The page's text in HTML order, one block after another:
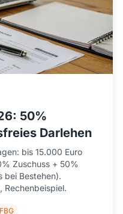
50%
Darlehen
bis 15.000 Euro
Zuschuss + 50%
bei Bestehen).
Rechenbeispiel.